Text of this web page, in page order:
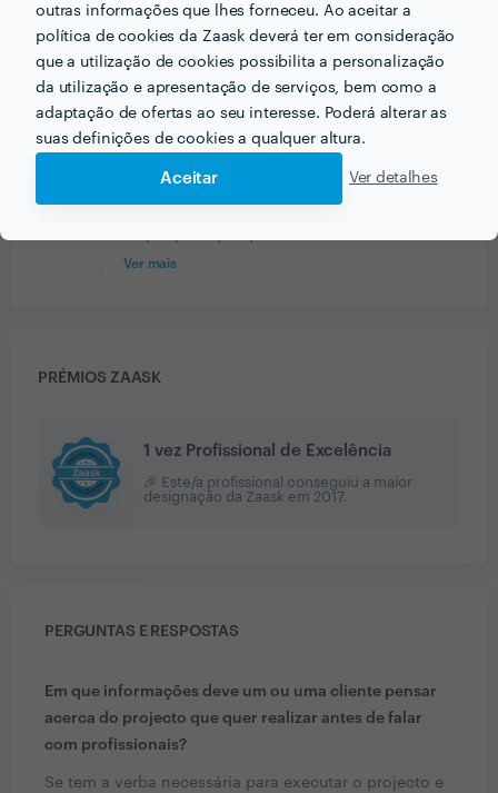
outras informações que lhes forneceu. Ao aceitar a
política de cookies da Zaask deverá ter em consideração
que a utilização de cookies possibilita a personalização
da utilização e apresentação de serviços, bem como a
adaptação de ofertas ao seu interesse. Poderá alterar as
suas definições de cookies a qualquer altura.
Aceitar Ver detalhes
Filipe Ramos
Trabalhos de Electricidade
4 Mai 2017
Pontual e fez o trabalho rapidamente e correctamente.
Resposta de PFMultiservice4u
Boa noite, desde jÃ¡ agradeÃ§o a
atenÃ§Ã£o. Relembro que terei ao seu
Ver mais
PRÉMIOS ZAASK
1 vez Profissional de Excelência
🎉 Este/a profissional conseguiu a maior
designação da Zaask em 2017
PERGUNTAS E RESPOSTAS
Em que informações deve um ou uma cliente pensar
acerca do projecto que quer realizar antes de falar
com profissionais?
Se tem a verba necessária para executar o projecto e